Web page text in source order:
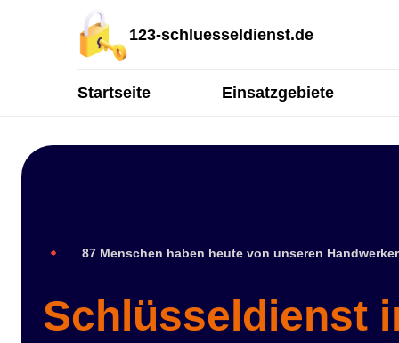
123-schluesseldienst.de
Startseite Einsatzgebiete
87 Menschen haben heute von unseren
Schlüsseldienst